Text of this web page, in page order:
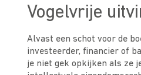
Vogelvrije
Alvast een schot voor de
investeerder, financier of
je niet gek opkijken als ze